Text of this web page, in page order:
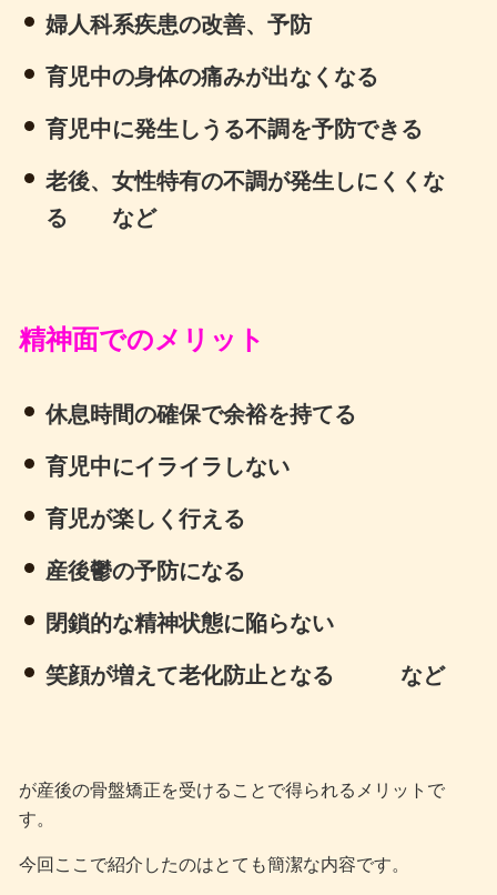
婦人科系疾患の改善、予防
育児中の身体の痛みが出なくなる
育児中に発生しうる不調を予防できる
老後、女性特有の不調が発生しにくくな
る など
精神面でのメリット
休息時間の確保で余裕を持てる
育児中にイライラしない
育児が楽しく行える
産後鬱の予防になる
閉鎖的な精神状態に陥らない
笑顔が増えて老化防止となる など
が産後の骨盤矯正を受けることで得られるメリットで
す。
今回ここで紹介したのはとても簡潔な内容です。